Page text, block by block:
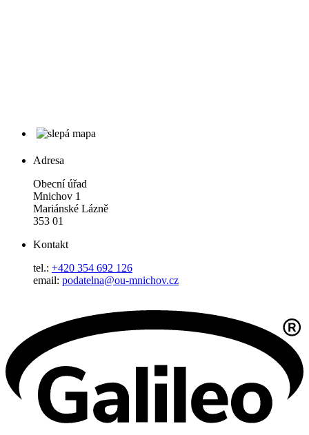
Adresa
Obecní úřad
Mnichov 1
Mariánské Lázně
353 01
Kontakt
tel.: +420 354 692 126
email: podatelna@ou-mnichov.cz